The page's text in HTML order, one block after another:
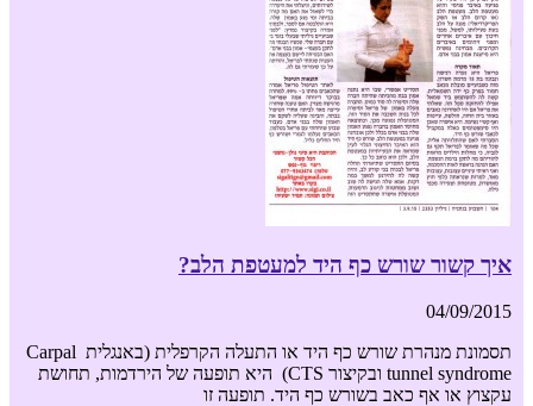
איך קשור שורש כף היד למעטפת הלב?
04/09/2015
תסמונת מנהרת שורש כף היד או התעלה הקרפלית (באנגלית Carpal
tunnel syndrome ובקיצור CTS) היא תופעה של הירדמות, תחושת
עקצוץ או אף כאב בשורש כף היד. תופעה זו